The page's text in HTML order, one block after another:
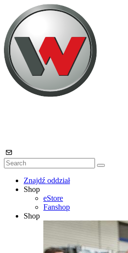
Znajdź oddział
Shop
eStore
Fanshop
Shop